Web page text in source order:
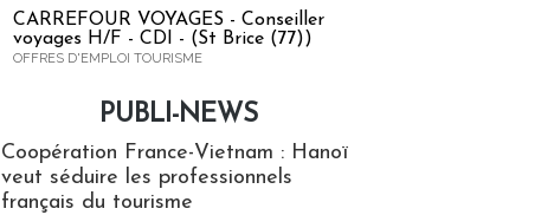
CARREFOUR VOYAGES - Conseiller
voyages H/F - CDI - (St Brice (77))
OFFRES D'EMPLOI TOURISME
PUBLI-NEWS
Coopération France-Vietnam : Hanoï
veut séduire les professionnels
français du tourisme